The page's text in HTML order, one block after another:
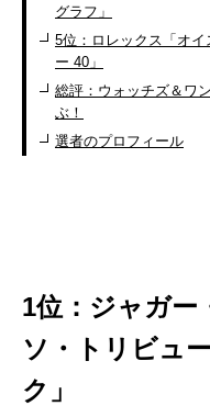
グラフ」
5位：ロレックス「オ
ー 40」
総評：ウォッチズ＆ワ
ぶ！
選者のプロフィール
1位：ジャガー
ソ・トリビュ
ク」